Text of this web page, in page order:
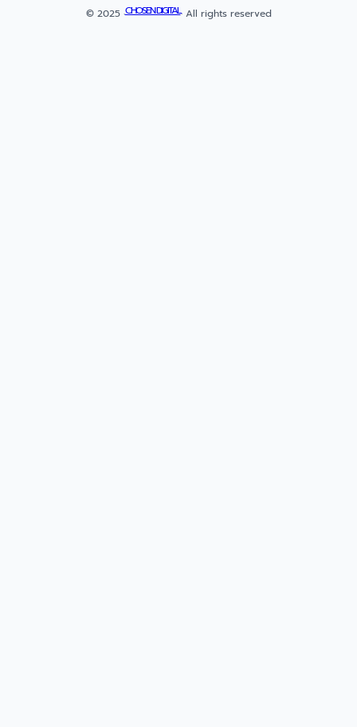
© 2025 ·CHOSEN DIGITAL· All rights reserved